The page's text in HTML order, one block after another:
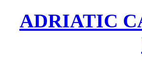
ADRIATIC